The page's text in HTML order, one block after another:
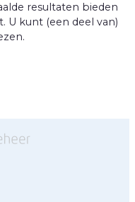
resultaten bieden
U kunt (een deel van)